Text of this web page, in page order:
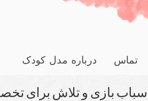
تماس درباره مدل کودک
بازی و تلاش برای